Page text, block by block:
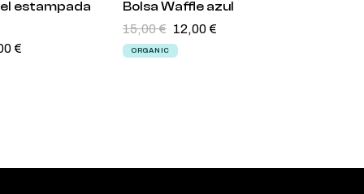
estampada
€
Bolsa Waffle azul
15,00€ 12,00€
ORGANIC